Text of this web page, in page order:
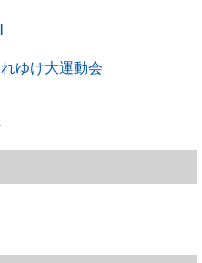
ゆけ大運動会